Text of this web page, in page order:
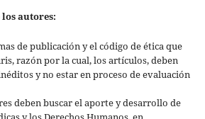
los autores:
de publicación y el código de ética que
razón por la cual, los artículos, deben
y no estar en proceso de evaluación
deben buscar el aporte y desarrollo de